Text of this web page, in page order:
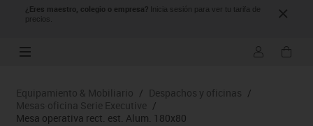
¿Eres maestro, colegio o empresa? Inicia sesión para ver tu tarifa de
precios.
Equipamiento & Mobiliario / Despachos y oficinas /
Mesas·oficina Serie Executive /
Mesa operativa rect. est. Alum. 180x80